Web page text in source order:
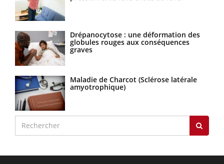
Drépanocytose : une déformation des
globules rouges aux conséquences
graves
Maladie de Charcot (Sclérose latérale
amyotrophique)